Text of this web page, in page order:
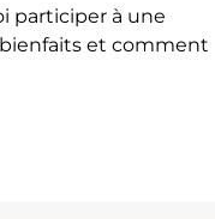
participer à une
et comment